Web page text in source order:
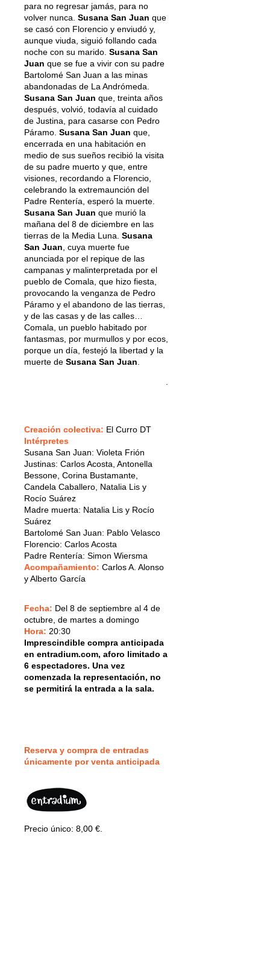
para no regresar jamás, para no
volver nunca. Susana San Juan que
se casó con Florencio y enviudó y,
aunque viuda, siguió follando cada
noche con su marido. Susana San
Juan que se fue a vivir con su padre
Bartolomé San Juan a las minas
abandonadas de La Andrómeda.
Susana San Juan que, treinta años
después, volvió, todavía al cuidado
de Justina, para casarse con Pedro
Páramo. Susana San Juan que,
encerrada en una habitación en
medio de sus sueños recibió la visita
de su padre muerto y que, entre
visiones, recordando a Florencio,
celebrando la extremaunción del
Padre Rentería, esperó la muerte.
Susana San Juan que murió la
mañana del 8 de diciembre en las
tierras de la Media Luna. Susana
San Juan , cuya muerte fue
anunciada por el repique de las
campanas y malinterpretada por el
pueblo de Comala, que hizo fiesta,
provocando la venganza de Pedro
Páramo y el abandono de las tierras,
y de las casas y de las calles…
Comala, un pueblo habitado por
fantasmas, por murmullos y por ecos,
porque un día, festejó la libertad y la
muerte de Susana San Juan
Creación colectiva: El Curro DT
Intérpretes
Susana San Juan: Violeta Frión
Justinas: Carlos Acosta, Antonella
Bessone, Corina Bustamante,
Candela Caballero, Natalia Lis y
Rocío Suárez
Madre muerta: Natalia Lis y Rocío
Suárez
Bartolomé San Juan: Pablo Velasco
Florencio: Carlos Acosta
Padre Rentería: Simon Wiersma
Acompañamiento: Carlos A. Alonso
y Alberto García
Fecha: Del 8 de septiembre al 4 de
octubre, de martes a domingo
Hora: 20:30
Imprescindible compra anticipada
en entradium.com, aforo limitado a
6 espectadores. Una vez
comenzada la representación, no
se permitirá la entrada a la sala.
Reserva y compra de entradas
únicamente por venta anticipada
Precio único: 8,00 €.